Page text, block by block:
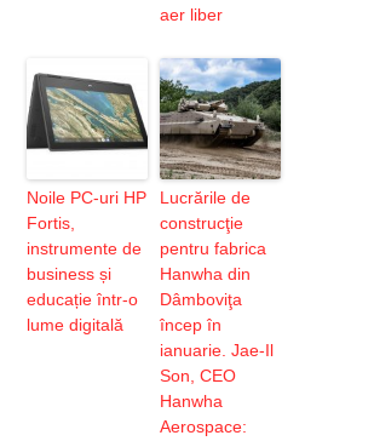
aer liber
Noile PC-uri HP
Fortis,
instrumente de
business și
educație într-o
lume digitală
Lucrările de
construcţie
pentru fabrica
Hanwha din
Dâmboviţa
încep în
ianuarie. Jae-Il
Son, CEO
Hanwha
Aerospace: